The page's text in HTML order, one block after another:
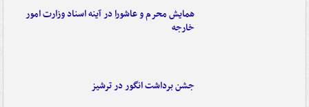
همایش محرم و عاشورا در آینه اسناد وزارت امور
خارجه
جشن برداشت انگور در ترشیز